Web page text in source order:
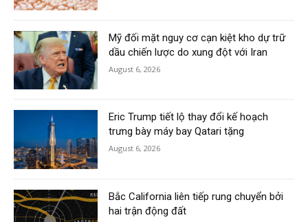
Mỹ đối mặt nguy cơ cạn kiệt kho dự trữ
dầu chiến lược do xung đột với Iran
August 6, 2026
Eric Trump tiết lộ thay đổi kế hoạch
trưng bày máy bay Qatari tặng
August 6, 2026
Bắc California liên tiếp rung chuyển bởi
hai trận động đất